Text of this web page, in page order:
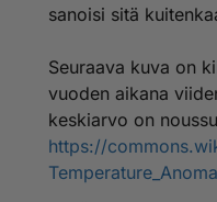
sanoisi sitä
Seuraava kuva on
vuoden aikana
keskiarvo on
https://